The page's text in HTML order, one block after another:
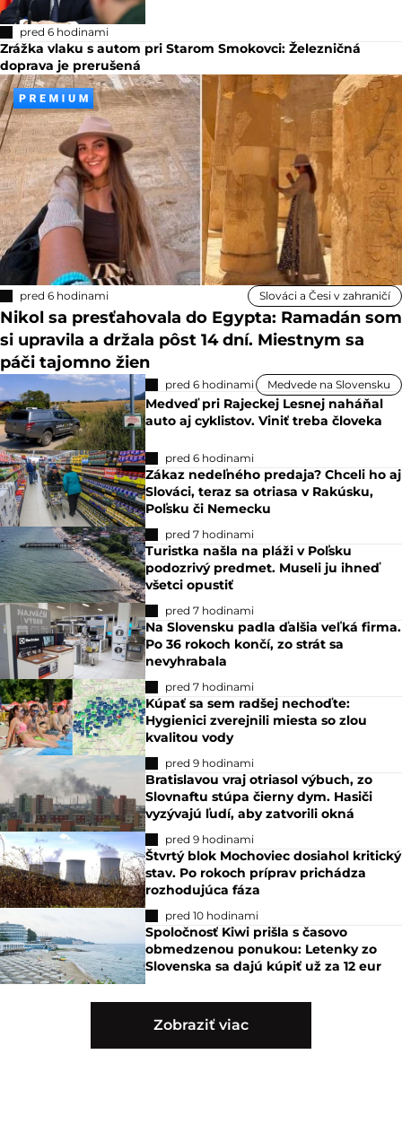
pred 6 hodinami
Zrážka vlaku s autom pri Starom Smokovci: Železničná
doprava je prerušená
pred 6 hodinami Slováci a Česi v zahraničí
Nikol sa presťahovala do Egypta: Ramadán som
si upravila a držala pôst 14 dní. Miestnym sa
páči tajomno žien
pred 6 hodinami Medvede na Slovensku
Medveď pri Rajeckej Lesnej naháňal
auto aj cyklistov. Viniť treba človeka
pred 6 hodinami
Zákaz nedeľného predaja? Chceli ho aj
Slováci, teraz sa otriasa v Rakúsku,
Poľsku či Nemecku
pred 7 hodinami
Turistka našla na pláži v Poľsku
podozrivý predmet. Museli ju ihneď
všetci opustiť
pred 7 hodinami
Na Slovensku padla ďalšia veľká firma.
Po 36 rokoch končí, zo strát sa
nevyhrabala
pred 7 hodinami
Kúpať sa sem radšej nechoďte:
Hygienici zverejnili miesta so zlou
kvalitou vody
pred 9 hodinami
Bratislavou vraj otriasol výbuch, zo
Slovnaftu stúpa čierny dym. Hasiči
vyzývajú ľudí, aby zatvorili okná
pred 9 hodinami
Štvrtý blok Mochoviec dosiahol kritický
stav. Po rokoch príprav prichádza
rozhodujúca fáza
pred 10 hodinami
Spoločnosť Kiwi prišla s časovo
obmedzenou ponukou: Letenky zo
Slovenska sa dajú kúpiť už za 12 eur
Zobraziť viac